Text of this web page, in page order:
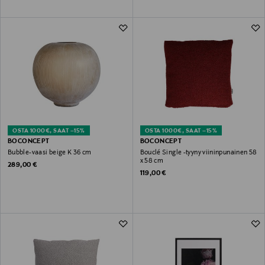
OSTA 1000€, SAAT –15%
BOCONCEPT
Bubble-vaasi beige K 36 cm
Original Price
289,00 €
OSTA 1000€, SAAT –15%
BOCONCEPT
Bouclé Single -tyyny viininpunainen 58
x 58 cm
Original Price
119,00 €